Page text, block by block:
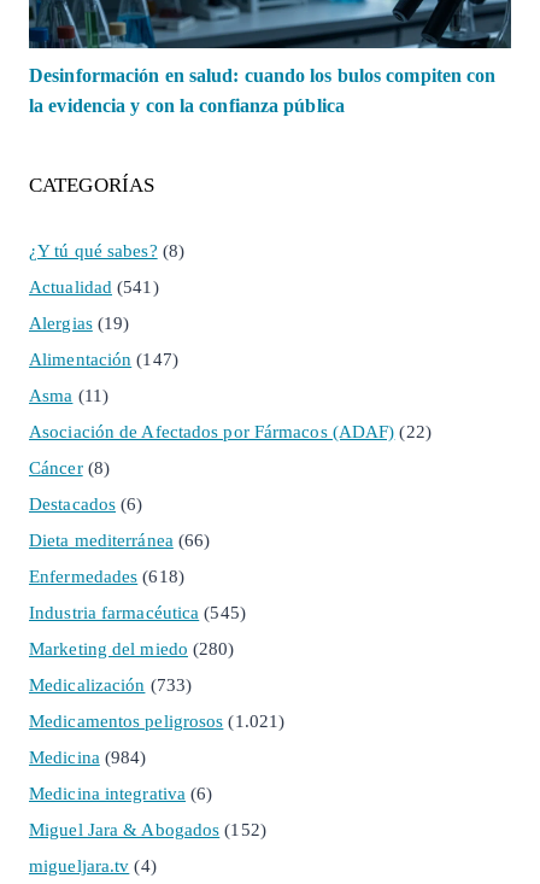
Desinformación en salud: cuando los bulos compiten con
la evidencia y con la confianza pública
CATEGORÍAS
¿Y tú qué sabes? (8)
Actualidad (541)
Alergias(19)
Alimentación (147)
Asma (11)
Asociación de Afectados por Fármacos (ADAF) (22)
Cáncer(8)
Destacados (6)
Dieta mediterránea (66)
Enfermedades (618)
Industria farmacéutica (545)
Marketing del miedo (280)
Medicalización (733)
Medicamentos peligrosos (1.021)
Medicina (984)
Medicina integrativa (6)
Miguel Jara & Abogados (152)
migueljara.tv (4)